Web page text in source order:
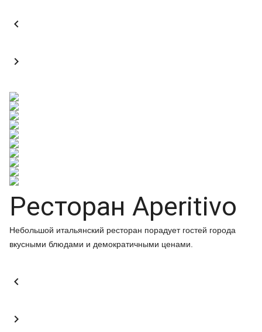


Ресторан Aperitivo
Небольшой итальянский ресторан порадует гостей города
вкусными блюдами и демократичными ценами.

